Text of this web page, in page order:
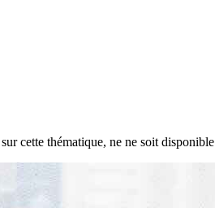
cette thématique, ne ne soit